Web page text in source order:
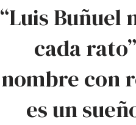
“Luis Buñuel
cada
nombre con
es un